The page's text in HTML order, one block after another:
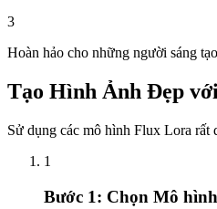
3
Hoàn hảo cho những người sáng
Tạo Hình Ảnh Đẹp
Sử dụng các mô hình Flux Lora rất
1
Bước 1: Chọn Mô